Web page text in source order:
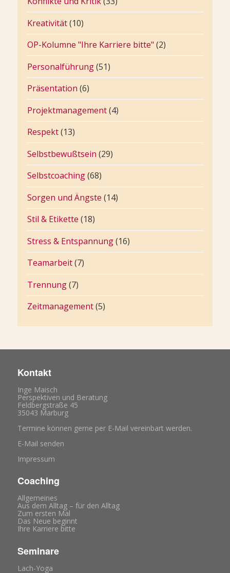
Kreativität(10)
OP-Kolumne "Ihre Karriere bitte" (2)
Personalführung(51)
Präsentation (6)
Projektmanagement(4)
Respekt(13)
Selbstbewußtsein (29)
Selbstcoaching(68)
Sorgen und Ängste (14)
Stil & Etikette (18)
Stress & Entspannung(16)
Teamarbeit(7)
Trennung(7)
Zeitmanagement(5)
Kontakt
Inge Maisch
Perspektiven und Beratung
Feldbergstraße 45
35043 Marburg
Termine können gerne per E-Mail vereinbart werden.
E-Mail senden
Impressum
Coaching
Allgemeines
Aus dem Alltag – für den Alltag
Zum ersten Mal
Das Neue beginnt
Ihre Karriere bitte
Seminare
Lach-Yoga